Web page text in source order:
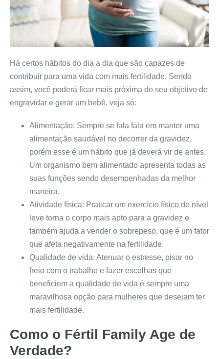
Há certos hábitos do dia a dia que são capazes de
contribuir para uma vida com mais fertilidade. Sendo
assim, você poderá ficar mais próxima do seu objetivo de
engravidar e gerar um bebê, veja só:
Alimentação: Sempre se fala fala em manter uma
alimentação saudável no decorrer da gravidez,
porém esse é um hábito que já deverá vir de antes.
Um organismo bem alimentado apresenta todas as
suas funções sendo desempenhadas da melhor
maneira.
Atividade física: Praticar um exercício físico de nível
leve torna o corpo mais apto para a gravidez e
também ajuda a vender o sobrepeso, que é um fator
que afeta negativamente na fertilidade.
Qualidade de vida: Atenuar o estresse, pisar no
freio com o trabalho e fazer escolhas que
beneficiem a qualidade de vida é sempre uma
maravilhosa opção para mulheres que desejam ter
mais fertilidade.
Como o Fértil Family Age de
Verdade?